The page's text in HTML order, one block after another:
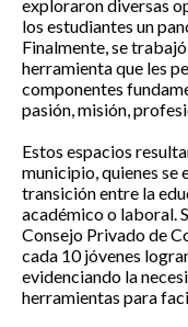
exploraron diversas
los estudiantes un
Finalmente, se
herramienta que les
componentes
pasión, misión,
Estos espacios
municipio, quienes se
transición entre la
académico o laboral.
Consejo Privado de
cada 10 jóvenes
evidenciando la
herramientas para